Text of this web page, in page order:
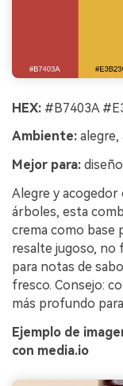
HEX: #B7403A
Ambiente: alegre,
Mejor para:
Alegre y
árboles, esta
crema como base
resalte jugoso, no
para notas de
fresco. Consejo:
más profundo
Ejemplo de
con media.io